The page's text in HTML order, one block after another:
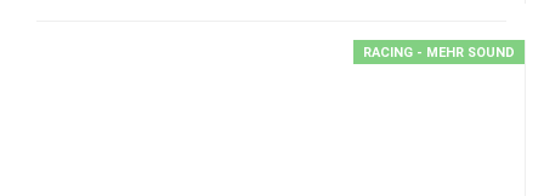
RACING - MEHR SOUND